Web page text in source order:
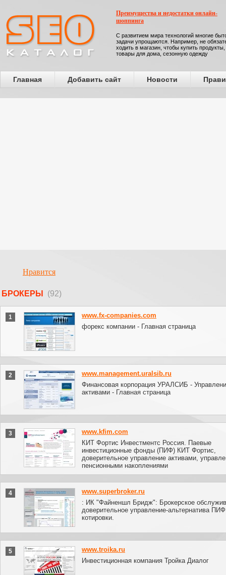
Преимущества и недостатки онлайн-
шоппинга
С развитием мира технологий многие
задачи упрощаются. Например, не
ходить в магазин, чтобы купить продукты,
товары для дома, сезонную одежду
Главная Добавить сайт Новости
Нравится
БРОКЕРЫ (92)
1
www.fx-companies.com
форекс компании - Главная страница
2
www.management.uralsib.ru
Финансовая корпорация УРАЛСИБ -
активами - Главная страница
3
www.kfim.com
КИТ Фортис Инвестментс Россия. Паевые
инвестиционные фонды (ПИФ) КИТ Фортис,
доверительное управление активами,
пенсионными накоплениями
4
www.superbroker.ru
: ИК "Файненшл Бридж": Брокерское
доверительное управление-альтернатива
котировки.
5
www.troika.ru
Инвестиционная компания Тройка Диалог